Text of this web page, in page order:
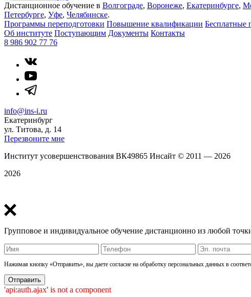
Дистанционное обучение в Волгограде, Воронеже, Екатеринбурге,
Петербурге, Уфе, Челябинске.
Программы переподготовки Повышение квалификации Бесплатные
Об институте Поступающим Документы Контакты
8 986 902 77 76
info@ins-i.ru
Екатеринбург
ул. Титова, д. 14
Перезвоните мне
Институт усовершенствования ВК49865 Инсайт © 2011 — 2026
2026
Групповое и индивидуальное обучение дистанционно из любой
Нажимая кнопку «Отправить», вы даете согласие на обработку персональных данных в
'api:auth.ajax' is not a component